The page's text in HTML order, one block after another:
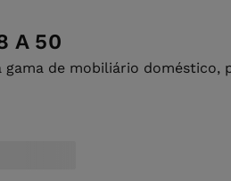
A 50
gama de mobiliário